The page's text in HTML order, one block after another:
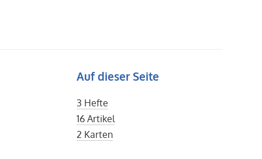
Auf dieser Seite
3 Hefte
16 Artikel
2 Karten